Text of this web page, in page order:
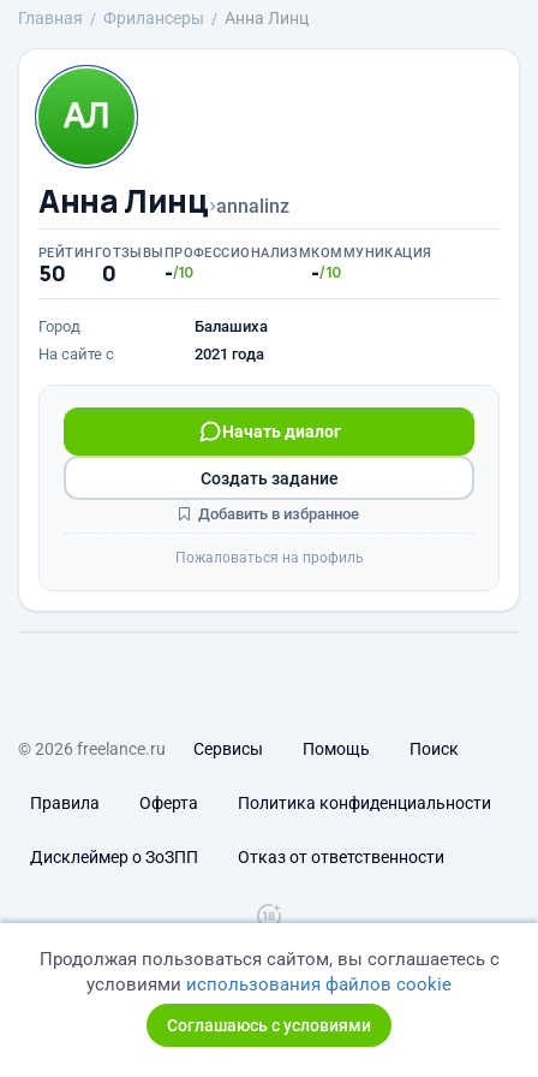
Главная Фрилансеры Анна Линц
Анна Линц›annalinz
РЕЙТИНГ
50
ОТЗЫВЫ
0
ПРОФЕССИОНАЛИЗМ
-/10
КОММУНИКАЦИЯ
-/10
Город
Балашиха
На сайте с
2021 года
Начать диалог
Создать задание
Добавить в избранное
Пожаловаться на профиль
© 2026 freelance.ru Сервисы Помощь Поиск
Правила Оферта Политика конфиденциальности
Дисклеймер о ЗоЗПП Отказ от ответственности
Продолжая пользоваться сайтом, вы соглашаетесь с
условиями использования файлов cookie
Соглашаюсь с условиями